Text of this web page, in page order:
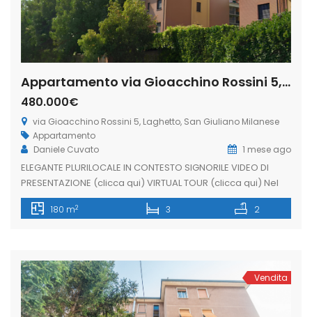
Appartamento via Gioacchino Rossini 5, Laghetto, San Giuliano Milanese (Rif. SGM92)
480.000€
via Gioacchino Rossini 5, Laghetto, San Giuliano Milanese
Appartamento
Daniele Cuvato
1 mese ago
ELEGANTE PLURILOCALE IN CONTESTO SIGNORILE VIDEO DI
PRESENTAZIONE (clicca qui) VIRTUAL TOUR (clicca qui) Nel
cuore della ricercata zona Laghetto, una delle aree più
esclusive di San Giuliano Milanese, proponiamo una
L’abitazione conquista fin dal primo sguardo grazie alla
spettacolare zona […]
180 m2 3 2
Vendita